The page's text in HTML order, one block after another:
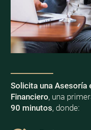
Solicita una Asesoría
Financiero, una
90 minutos, donde: